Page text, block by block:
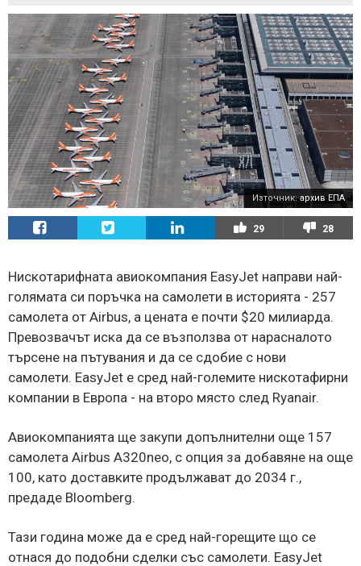
Източник:архив ЕПА
29 28
Нискотарифната авиокомпания EasyJet направи най-
голямата си поръчка на самолети в историята - 257
самолета от Airbus, а цената е почти $20 милиарда.
Превозвачът иска да се възползва от нарасналото
търсене на пътувания и да се сдобие с нови
самолети. EasyJet е сред най-големите нискотафирни
компании в Европа - на второ място след Ryanair.
Авиокомпанията ще закупи допълнителни още 157
самолета Airbus A320neo, с опция за добавяне на още
100, като доставките продължават до 2034 г.,
предаде Bloomberg.
Тази година може да е сред най-горещите що се
отнася до подобни сделки със самолети. EasyJet